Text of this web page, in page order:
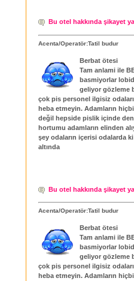
Bu otel hakkında şikayet
Acenta/Operatör:Tatil budur
Berbat ötesi
Tam anlami ile
basmiyorlar
geliyor gözleme
çok pis personel ilgisiz
heba etmeyin. Adamların
değil hepside pislik içinde
hortumu adamların elinden
şey odaların içerisi odalarda
altında
Bu otel hakkında şikayet
Acenta/Operatör:Tatil budur
Berbat ötesi
Tam anlami ile
basmiyorlar
geliyor gözleme
çok pis personel ilgisiz
heba etmeyin. Adamların